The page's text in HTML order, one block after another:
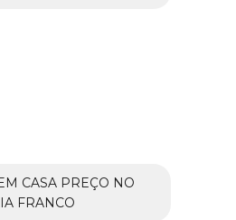
CASA PREÇO NO
FRANCO